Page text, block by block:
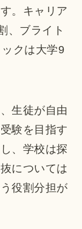
。キャリア
、ブライト
クは大学9
生徒が自由
験を目指す
、学校は探
については
役割分担が